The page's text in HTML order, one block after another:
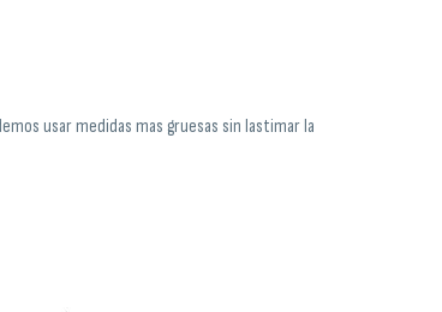
usar medidas mas gruesas sin lastimar la